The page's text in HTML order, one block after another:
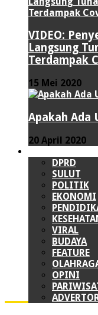
VIDEO:
Langsung
Terdampak
15 Mei 2020
Apakah Ada
20 April 2020
DPRD
SULUT
POLITIK
EKONOMI
VIRAL
BUDAYA
FEATURE
OPINI